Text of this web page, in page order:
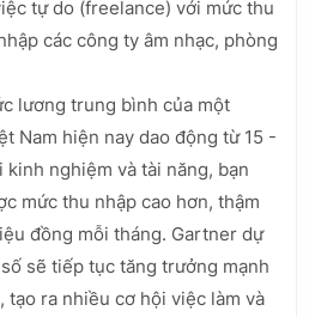
tự do (freelance) với mức thu
các công ty âm nhạc, phòng
lương trung bình của một
Nam hiện nay dao động từ 15 -
nghiệm và tài năng, bạn
mức thu nhập cao hơn, thậm
đồng mỗi tháng. Gartner dự
sẽ tiếp tục tăng trưởng mạnh
tạo ra nhiều cơ hội việc làm và